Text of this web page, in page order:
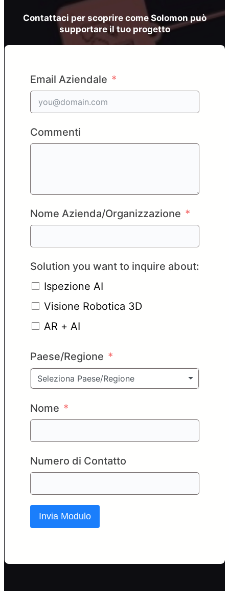
Contattaci per scoprire come Solomon può
supportare il tuo progetto
Email Aziendale
Commenti
Nome Azienda/Organizzazione
Solution you want to inquire about:
Ispezione AI
Visione Robotica 3D
AR + AI
Paese/Regione
Seleziona Paese/Regione
Nome
Numero di Contatto
Invia Modulo